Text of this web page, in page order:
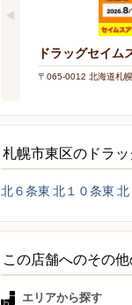
ドラッグセイ
〒065-0012 北海道札
札幌市東区のドラ
北６条東 北１０条東 北
この店舗へのその
エリアから探す